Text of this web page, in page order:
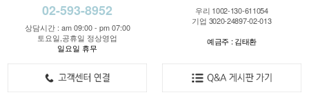
02-593-8952
상담시간 : am 09:00 - pm 07:00
토요일,공휴일 정상영업
일요일 휴무
우리 1002-130-611054
기업 3020-24897-02-013
예금주 : 김태환